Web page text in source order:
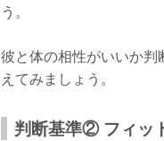
う。
彼と体の相性がいいか
えてみましょう。
判断基準② フィッ